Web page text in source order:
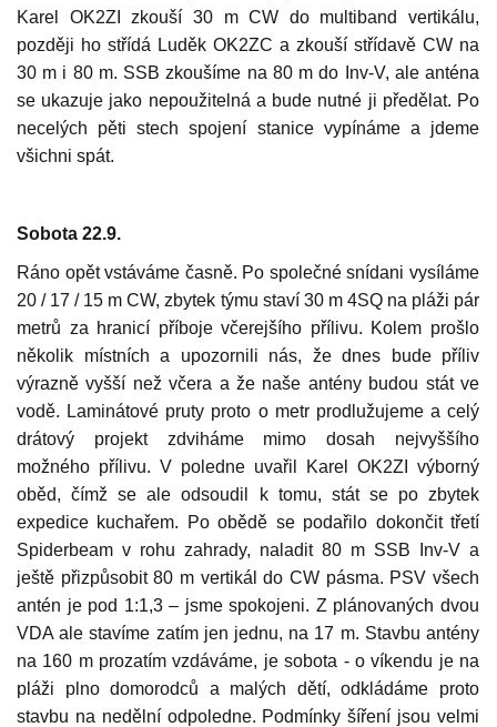
Karel OK2ZI zkouší 30 m CW do multiband vertikálu,
později ho střídá Luděk OK2ZC a zkouší střídavě CW na
30 m i 80 m. SSB zkoušíme na 80 m do Inv-V, ale anténa
se ukazuje jako nepoužitelná a bude nutné ji předělat. Po
necelých pěti stech spojení stanice vypínáme a jdeme
všichni spát.
Sobota 22.9.
Ráno opět vstáváme časně. Po společné snídani vysíláme
20 / 17 / 15 m CW, zbytek týmu staví 30 m 4SQ na pláži pár
metrů za hranicí příboje včerejšího přílivu. Kolem prošlo
několik místních a upozornili nás, že dnes bude příliv
výrazně vyšší než včera a že naše antény budou stát ve
vodě. Laminátové pruty proto o metr prodlužujeme a celý
drátový projekt zdviháme mimo dosah nejvyššího
možného přílivu. V poledne uvařil Karel OK2ZI výborný
oběd, čímž se ale odsoudil k tomu, stát se po zbytek
expedice kuchařem. Po obědě se podařilo dokončit třetí
Spiderbeam v rohu zahrady, naladit 80 m SSB Inv-V a
ještě přizpůsobit 80 m vertikál do CW pásma. PSV všech
antén je pod 1:1,3 – jsme spokojeni. Z plánovaných dvou
VDA ale stavíme zatím jen jednu, na 17 m. Stavbu antény
na 160 m prozatím vzdáváme, je sobota - o víkendu je na
pláži plno domorodců a malých dětí, odkládáme proto
stavbu na nedělní odpoledne. Podmínky šíření jsou velmi